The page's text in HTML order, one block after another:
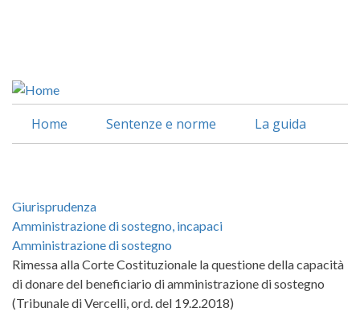
Home Sentenze e norme La guida
Giurisprudenza
Amministrazione di sostegno, incapaci
Amministrazione di sostegno
Rimessa alla Corte Costituzionale la questione della capacità
di donare del beneficiario di amministrazione di sostegno
(Tribunale di Vercelli, ord. del 19.2.2018)